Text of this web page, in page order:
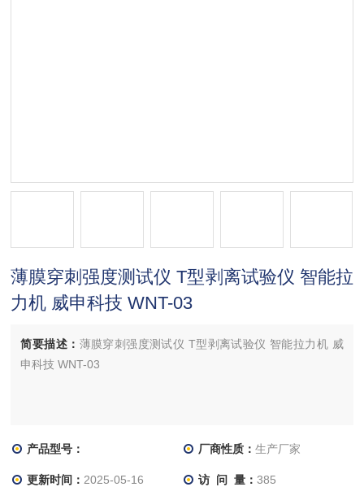
薄膜穿刺强度测试仪 T型剥离试验仪 智能拉
力机 威申科技 WNT-03
简要描述： 薄膜穿刺强度测试仪 T型剥离试验仪 智能拉力机 威
申科技 WNT-03
产品型号： 厂商性质： 生产厂家
更新时间： 2025-05-16 访 问 量： 385